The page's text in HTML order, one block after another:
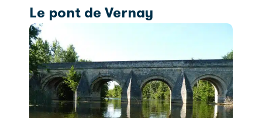
Le pont de Vernay